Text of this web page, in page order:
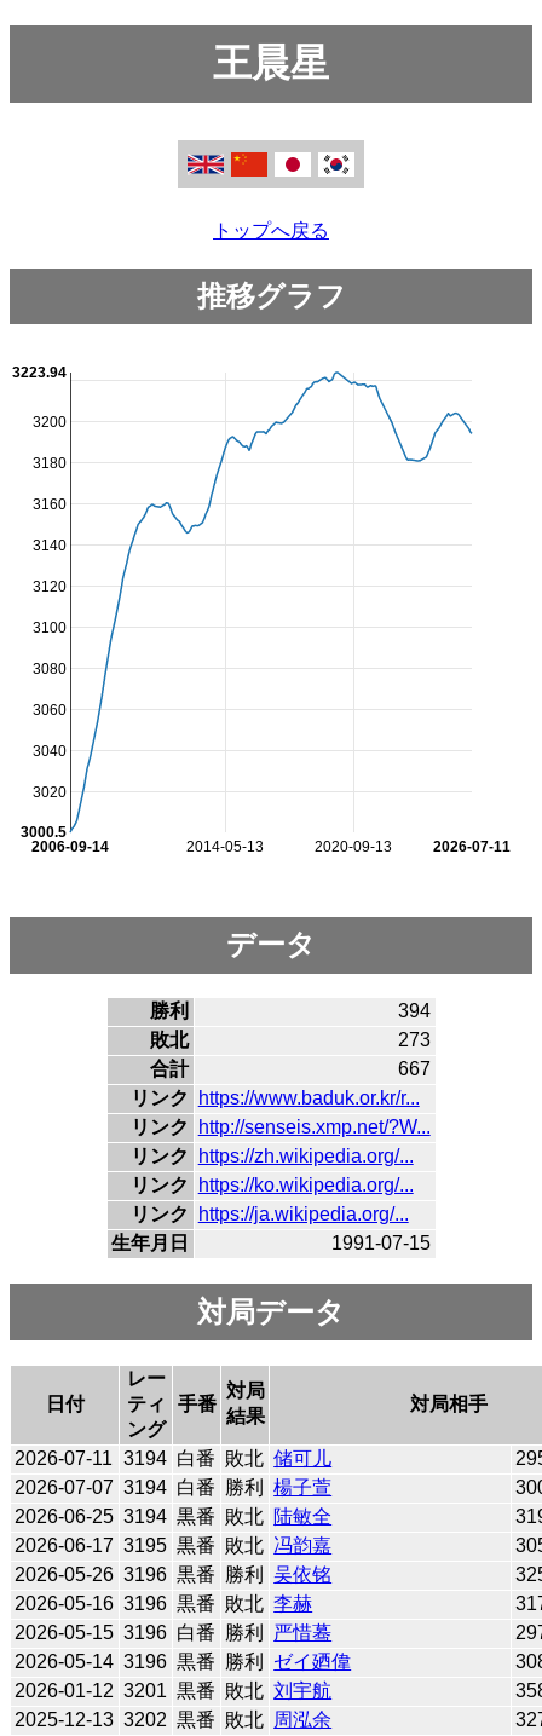
王晨星
トップへ戻る
推移グラフ
2014-05-13 2020-09-13
2006-09-14 2026-07-11
3020
3040
3060
3080
3100
3120
3140
3160
3180
3200
3000.5
3223.94
データ
勝利
394
敗北
273
合計
667
リンク
https://www.baduk.or.kr/r...
リンク
http://senseis.xmp.net/?W...
リンク
https://zh.wikipedia.org/...
リンク
https://ko.wikipedia.org/...
リンク
https://ja.wikipedia.org/...
生年月日
1991-07-15
対局データ
日付
レー
ティ
ング
手番
対局
結果
対局相手
2026-07-11 3194 白番 敗北 储可儿
2026-07-07 3194 白番 勝利 楊子萱
2026-06-25 3194 黒番 敗北 陆敏全
2026-06-17 3195 黒番 敗北 冯韵嘉
2026-05-26 3196 黒番 勝利 吴依铭
2026-05-16 3196 黒番 敗北 李赫
2026-05-15 3196 白番 勝利 严惜蓦
2026-05-14 3196 黒番 勝利 ゼイ廼偉
2026-01-12 3201 黒番 敗北 刘宇航
2025-12-13 3202 黒番 敗北 周泓余